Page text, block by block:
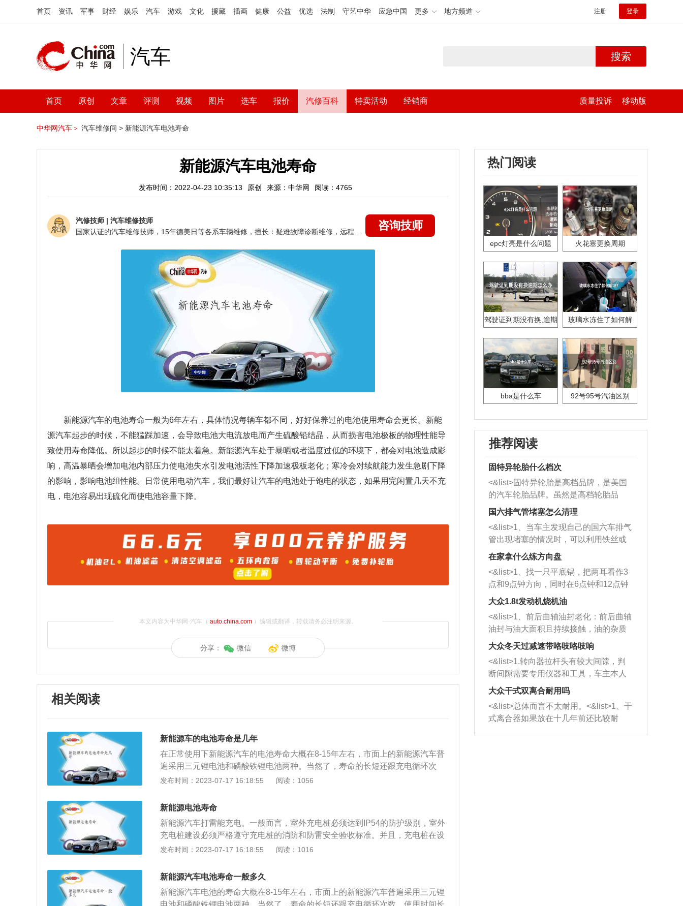
首页 资讯 军事 财经 娱乐 汽车 游戏 文化 援藏 插画 健康 公益 优选 法制 守艺中华 应急中国 更多 地方频道 注册 登录
汽车 搜索
首页 原创 文章 评测 视频 图片 选车 报价 汽修百科 特卖活动 经销商 质量投诉 移动版
中华网汽车＞ 汽车维修间 > 新能源汽车电池寿命
新能源汽车电池寿命
发布时间：2022-04-23 10:35:13 原创 来源：中华网 阅读：4765
汽修技师 | 汽车维修技师
咨询技师
新能源汽车的电池寿命一般为6年左右，具体情况每辆车都不同，好好保养过的电池使用寿命会更长。新能
源汽车起步的时候，不能猛踩加速，会导致电池大电流放电而产生硫酸铅结晶，从而损害电池极板的物理性能导
致使用寿命降低。所以起步的时候不能太着急。新能源汽车处于暴晒或者温度过低的环境下，都会对电池造成影
响，高温暴晒会增加电池内部压力使电池失水引发电池活性下降加速极板老化；寒冷会对续航能力发生急剧下降
的影响，影响电池组性能。日常使用电动汽车，我们最好让汽车的电池处于饱电的状态，如果用完闲置几天不充
电，电池容易出现硫化而使电池容量下降。
本文内容为中华网·汽车（ auto.china.com）编辑或翻译，转载请务必注明来源。
分享： 微信 微博
相关阅读
新能源车的电池寿命是几年
在正常使用下新能源汽车的电池寿命大概在8-15年左右，市面上的新能源汽车普
遍采用三元锂电池和磷酸铁锂电池两种。当然了，寿命的长短还跟充电循环次
数、使用时间长短、温度等有关系。磷酸铁锂电池可以循环2000次以上，寿命达
右。避开这些用车误区，提高电池寿命！1.每次都使用快充现在许多新能源汽车
电池寿命的最好方法。尤其对于新购的和长期不开的新能源汽车，一开始要采用
小电流慢充电模式。2.等电完全没了再充电想要延长电池的寿命，尽量不要等到
电量小于20%的时候才去充电，尽量控制电量在25%-75%之间，能够减小电池衰
才算一次循环次数。3.猛踩油门新能源汽车提速很快，经常踩得太快会导致放电
倍率较高，电池寿命也会缩短。建议慢慢提速。4.亏电行驶在新能源车电量完全
耗尽时，有时候你再等十几二十分钟，他好像又能向前行驶一段距离。其实这样
发布时间：2023-07-17 16:18:55 阅读：1056
新能源电池寿命
新能源汽车打雷能充电。一般而言，室外充电桩必须达到IP54的防护级别，室外
充电桩建设必须严格遵守充电桩的消防和防雷安全验收标准。并且，充电桩在设
计时内部有漏电保护开关，所以新能源汽车充电桩在下雨时充电是安全的。如果
守操作规范，安全操作。需要在雨天出行，且车电量不足必须要充电规范操作：
后再进行连接；2、在下雨时进行充电连接，请在连接过程中使用雨伞等物品进
发布时间：2023-07-17 16:18:55 阅读：1016
新能源汽车电池寿命一般多久
新能源汽车电池的寿命大概在8-15年左右，市面上的新能源汽车普遍采用三元锂
热门阅读
epc灯亮是什么问题 火花塞更换周期
驾驶证到期没有换,逾期
玻璃水冻住了如何解
bba是什么车 92号95号汽油区别
推荐阅读
固特异轮胎什么档次
<&list>固特异轮胎是高档品牌，是美国
的汽车轮胎品牌。虽然是高档轮胎品
牌，但是中高低端的轮胎都有生产，这
也是为了更好的开拓市场。
国六排气管堵塞怎么清理
<&list>1、当车主发现自己的国六车排气
管出现堵塞的情况时，可以利用铁丝或
者是细棍，直接将杂物给取出来，如果
堵塞情况比较严重，也可以采取应急措
施。 <&list>2、直接利用木棍将所有的
杂物推到排气管里面的位置处，然后将
三元催化器拆解开，就可以将堵塞的东
西取出来。但如果是因为积碳过多引起
的堵塞，就需要将三元催化器泡在草酸
洗剂对堵塞的情况得到解决，将清洗剂
放在燃油箱中，与燃油混合后，车辆启
动时，就可以和汽油一起进入到燃烧
室，最后形成废气排出，就可以让三元
催化器得到清洗，排气管堵塞的情况就
能够得到解决。
在家拿什么练方向盘
<&list>1、找一只平底锅，把两耳看作3
点和9点钟方向，同时在6点钟和12点钟
方向做一个标记。 <&list>2、双手握住
一圈半的练习，往右同样也要打相同的
圈数。 <&list>3、最后强调要反复练
习，这样就可以形成肌肉记忆，在真实
驾驶车辆时，不需要记忆也能打好方
向。
大众1.8t发动机烧机油
<&list>1、前后曲轴油封老化：前后曲轴
油封与油大面积且持续接触，油的杂质
和发动机内持续温度变化使其密封效果
逐渐减弱，导致渗油或漏油。<&list>2、
活塞间隙过大：积碳会使活塞环与缸体
的间隙扩大，导致机油流入燃烧室中，
造成烧机油。<&list>3、机油粘度。使用
机油粘度过小的话，同样会有烧机油现
象，机油粘度过小具有很好的流动性，
大众冬天过减速带咯吱咯吱响
<&list>1.转向器拉杆头有较大间隙，判
断间隙需要专用仪器和工具，车主本人
无法制作，需要将车辆送到修理厂或4s
店；<&list>2.车辆半轴套管防尘罩破
裂，破裂后会出现漏油现象，使半轴磨
损严重，磨损的半轴容易损坏，产生异
响；<&list>3.稳定器的转向胶套和球头
大众干式双离合耐用吗
<&list>总体而言不太耐用。<&list>1、干
式离合器如果放在十几年前还比较耐